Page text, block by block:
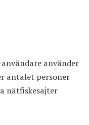
använder
antalet personer
nätfiskesajter